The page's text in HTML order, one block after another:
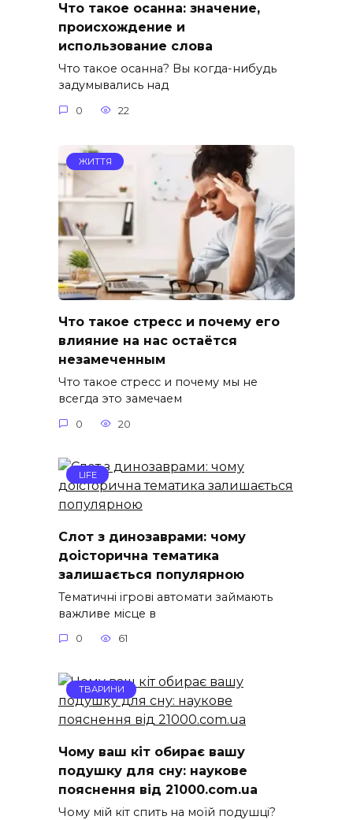
Что такое осанна: значение,
происхождение и
использование слова
Что такое осанна? Вы когда-нибудь
задумывались над
0 22
ЖИТТЯ
Что такое стресс и почему его
влияние на нас остаётся
незамеченным
Что такое стресс и почему мы не
всегда это замечаем
0 20
LIFE
Слот з динозаврами: чому
доісторична тематика
залишається популярною
Тематичні ігрові автомати займають
важливе місце в
0 61
ТВАРИНИ
Чому ваш кіт обирає вашу
подушку для сну: наукове
пояснення від 21000.com.ua
Чому мій кіт спить на моїй подушці?